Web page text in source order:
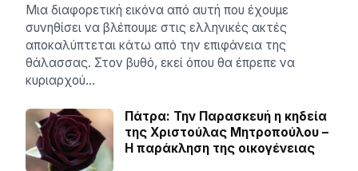
Μια διαφορετική εικόνα από αυτή που έχουμε
συνηθίσει να βλέπουμε στις ελληνικές ακτές
αποκαλύπτεται κάτω από την επιφάνεια της
θάλασσας. Στον βυθό, εκεί όπου θα έπρεπε να
κυριαρχού…
Πάτρα: Την Παρασκευή η κηδεία
της Χριστούλας Μητροπούλου –
Η παράκληση της οικογένειας